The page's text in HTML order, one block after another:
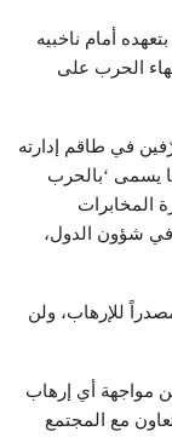
أمام ناخبيه
الحرب على
في طاقم إدارته
يسمى ‘بالحرب
المخابرات
في شؤون الدول،
للإرهاب، ولن
مواجهة أي إرهاب
مع المجتمع